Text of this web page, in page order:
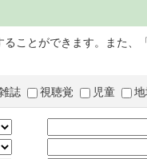
ことができます。また
誌 視聴覚 児童